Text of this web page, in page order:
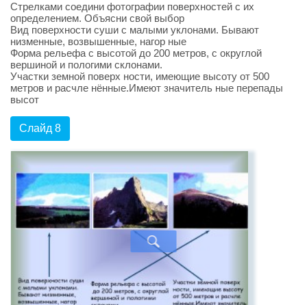
Стрелками соедини фотографии поверхностей с их
определением. Объясни свой выбор
Вид поверхности суши с малыми уклонами. Бывают
низменные, возвышенные, нагор ные
Форма рельефа с высотой до 200 метров, с округлой
вершиной и пологими склонами.
Участки земной поверх ности, имеющие высоту от 500
метров и расчле нённые.Имеют значитель ные перепады
высот
Слайд 8